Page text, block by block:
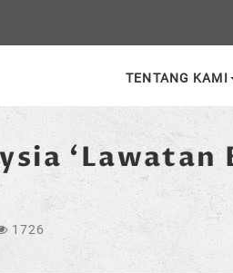
TENTANG KAMI
‘Lawatan
1726